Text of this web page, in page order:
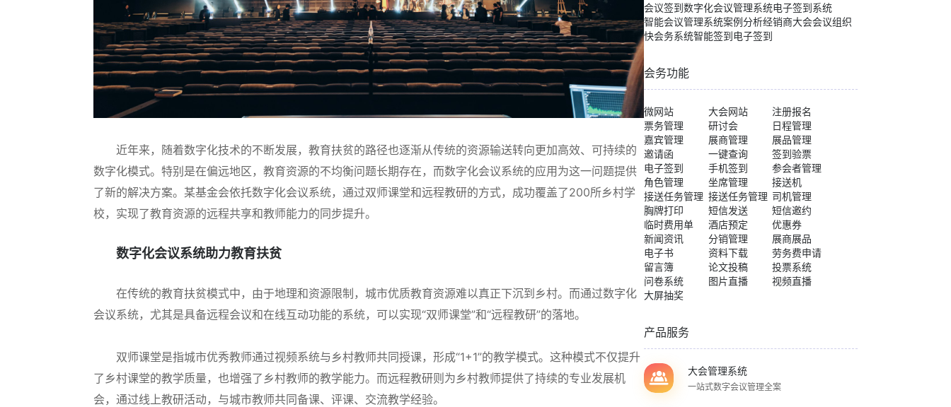
近年来，随着数字化技术的不断发展，教育扶贫的路径也逐渐从传统的资源输送转向更加高效、可持续的
数字化模式。特别是在偏远地区，教育资源的不均衡问题长期存在，而数字化会议系统的应用为这一问题提供
了新的解决方案。某基金会依托数字化会议系统，通过双师课堂和远程教研的方式，成功覆盖了200所乡村学
校，实现了教育资源的远程共享和教师能力的同步提升。
数字化会议系统助力教育扶贫
在传统的教育扶贫模式中，由于地理和资源限制，城市优质教育资源难以真正下沉到乡村。而通过数字化
会议系统，尤其是具备远程会议和在线互动功能的系统，可以实现“双师课堂”和“远程教研”的落地。
双师课堂是指城市优秀教师通过视频系统与乡村教师共同授课，形成“1+1”的教学模式。这种模式不仅提升
了乡村课堂的教学质量，也增强了乡村教师的教学能力。而远程教研则为乡村教师提供了持续的专业发展机
会，通过线上教研活动，与城市教师共同备课、评课、交流教学经验。
会议签到数字化会议管理系统电子签到系统
智能会议管理系统案例分析经销商大会会议组织
快会务系统智能签到电子签到
会务功能
微网站 大会网站
注册报名
票务管理
研讨会
日程管理
嘉宾管理
展商管理
展品管理
邀请函
一键查询
签到验票
电子签到
手机签到
参会者管理
角色管理
坐席管理
接送机
接送任务管理 接送任务管理 司机管理
胸牌打印
短信发送
短信邀约
临时费用单
酒店预定
优惠券
新闻资讯
分销管理
展商展品
电子书
资料下载
劳务费申请
留言簿
论文投稿
投票系统
问卷系统
图片直播
视频直播
大屏抽奖
产品服务
大会管理系统
一站式数字会议管理全案